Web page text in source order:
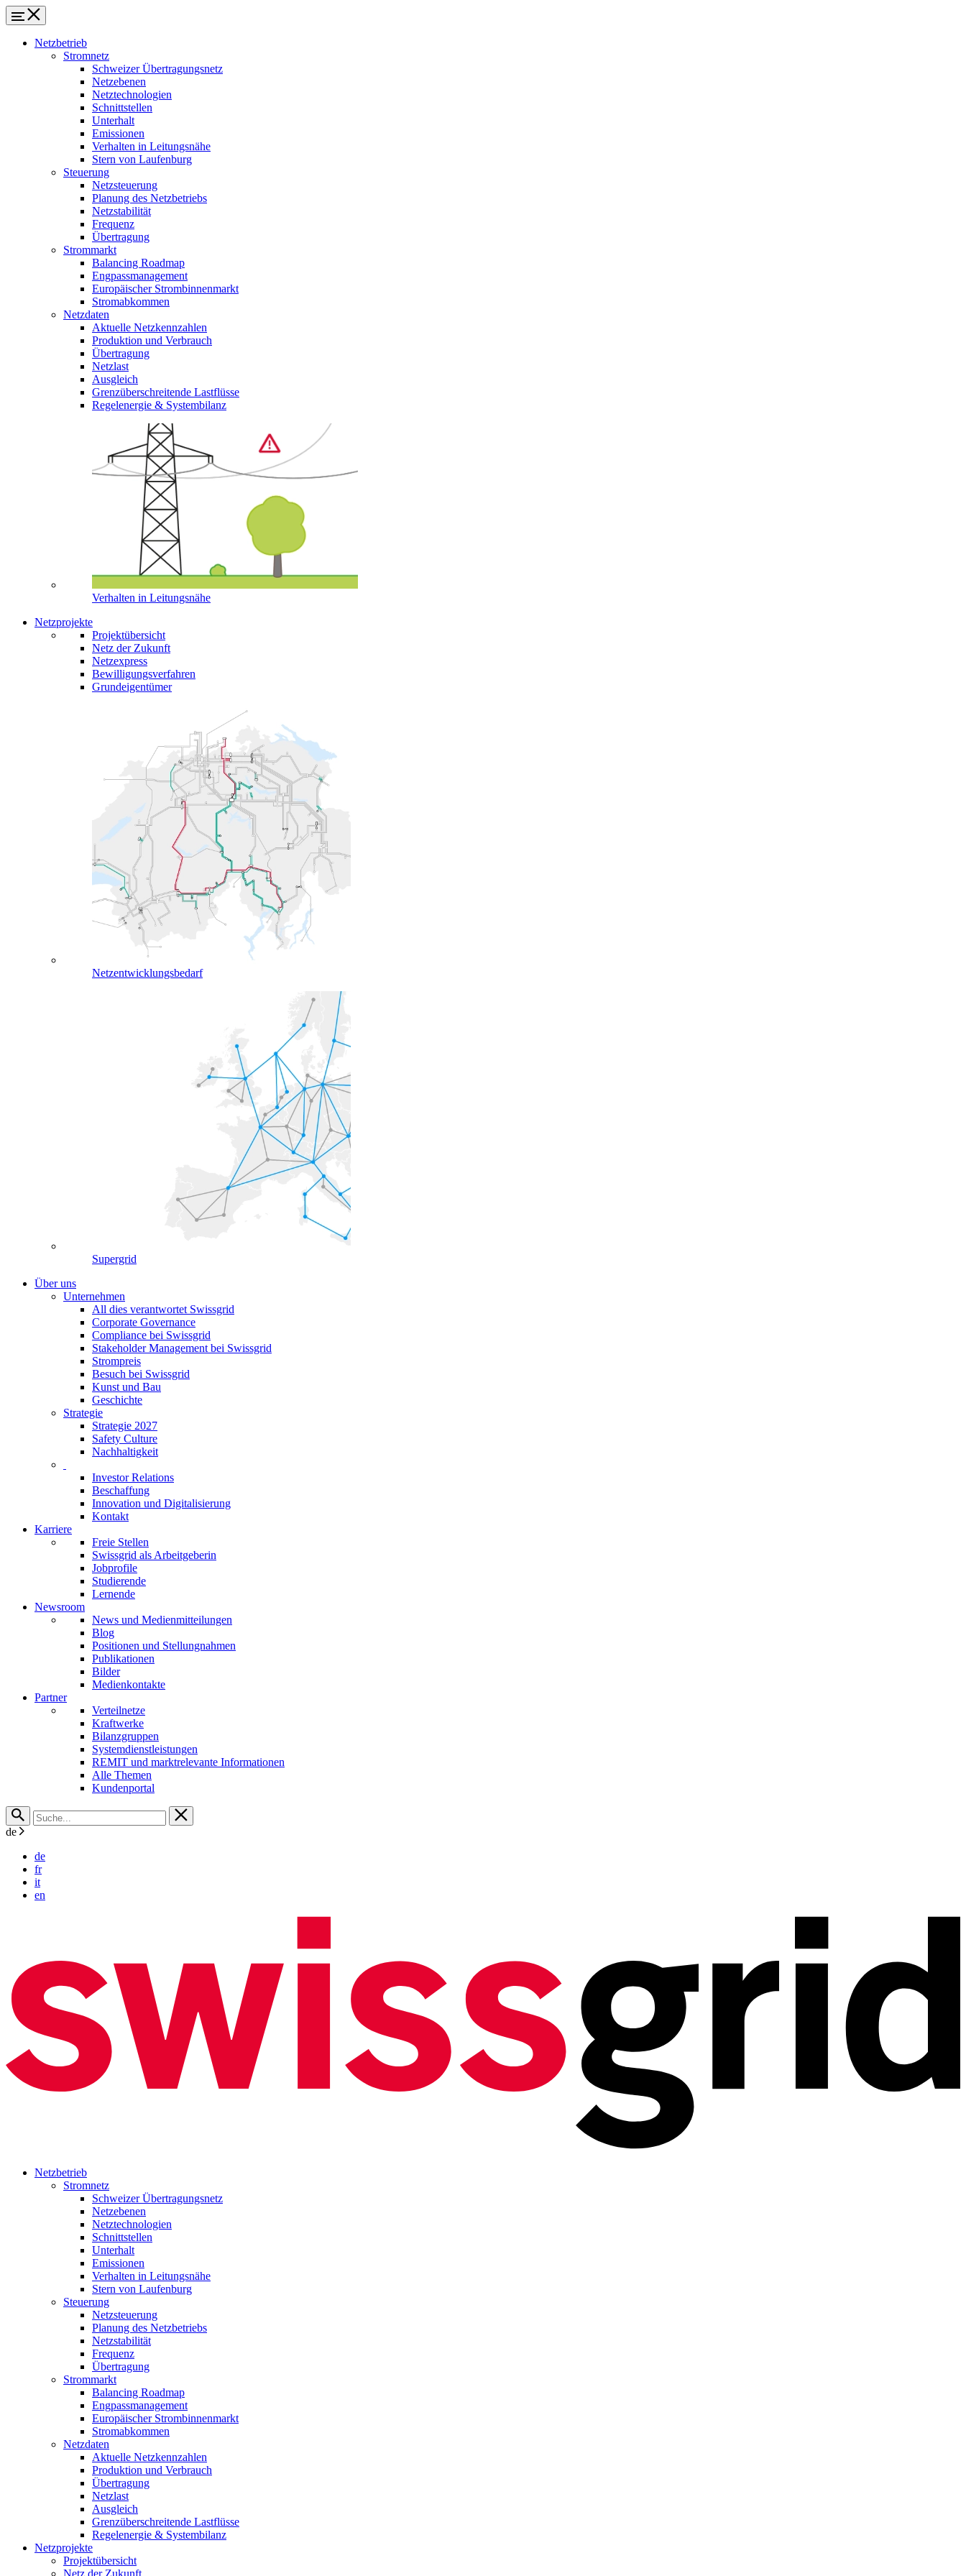
Netzbetrieb
Stromnetz
Schweizer Übertragungsnetz
Netzebenen
Netztechnologien
Schnittstellen
Unterhalt
Emissionen
Verhalten in Leitungsnähe
Stern von Laufenburg
Steuerung
Netzsteuerung
Planung des Netzbetriebs
Netzstabilität
Frequenz
Übertragung
Strommarkt
Balancing Roadmap
Engpassmanagement
Europäischer Strombinnenmarkt
Stromabkommen
Netzdaten
Aktuelle Netzkennzahlen
Produktion und Verbrauch
Übertragung
Netzlast
Ausgleich
Grenzüberschreitende Lastflüsse
Regelenergie & Systembilanz
Verhalten in Leitungsnähe
Netzprojekte
Projektübersicht
Netz der Zukunft
Netzexpress
Bewilligungsverfahren
Grundeigentümer
Netzentwicklungsbedarf
Supergrid
Über uns
Unternehmen
All dies verantwortet Swissgrid
Corporate Governance
Compliance bei Swissgrid
Stakeholder Management bei Swissgrid
Strompreis
Besuch bei Swissgrid
Kunst und Bau
Geschichte
Strategie
Strategie 2027
Safety Culture
Nachhaltigkeit
Investor Relations
Beschaffung
Innovation und Digitalisierung
Kontakt
Karriere
Freie Stellen
Swissgrid als Arbeitgeberin
Jobprofile
Studierende
Lernende
Newsroom
News und Medienmitteilungen
Blog
Positionen und Stellungnahmen
Publikationen
Bilder
Medienkontakte
Partner
Verteilnetze
Kraftwerke
Bilanzgruppen
Systemdienstleistungen
REMIT und marktrelevante Informationen
Alle Themen
Kundenportal
de
de
fr
it
en
Netzbetrieb
Stromnetz
Schweizer Übertragungsnetz
Netzebenen
Netztechnologien
Schnittstellen
Unterhalt
Emissionen
Verhalten in Leitungsnähe
Stern von Laufenburg
Steuerung
Netzsteuerung
Planung des Netzbetriebs
Netzstabilität
Frequenz
Übertragung
Strommarkt
Balancing Roadmap
Engpassmanagement
Europäischer Strombinnenmarkt
Stromabkommen
Netzdaten
Aktuelle Netzkennzahlen
Produktion und Verbrauch
Übertragung
Netzlast
Ausgleich
Grenzüberschreitende Lastflüsse
Regelenergie & Systembilanz
Netzprojekte
Projektübersicht